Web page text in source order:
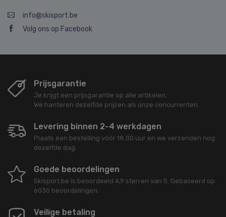
info@skisport.be
Volg ons op Facebook
Prijsgarantie
Je krijgt een prijsgarantie op alle artikelen.
We hanteren dezelfde prijzen als onze concurrenten.
Levering binnen 2-4 werkdagen
Plaats een bestelling vóór 18.00 uur en we verzenden nog
dezelfde dag.
Goede beoordelingen
Skisport.be is beoordeeld 4,9 sterren van 5. Gebaseerd op
6030 beoordelingen.
Veilige betaling